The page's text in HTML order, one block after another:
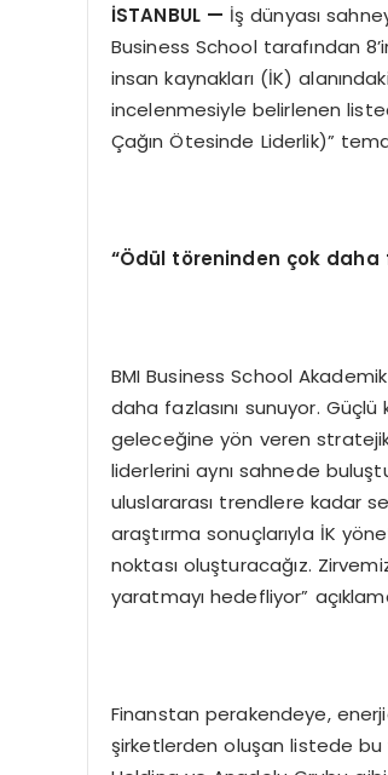
İSTANBUL — İş dünyası
Business School tarafından
insan kaynakları (İK)
incelenmesiyle belirlenen
Çağın Ötesinde Liderlik)”
“Ödül töreninden çok daha
BMI Business School
daha fazlasını sunuyor. Güçlü
geleceğine yön veren
liderlerini aynı sahnede
uluslararası trendlere kadar
araştırma sonuçlarıyla İK
noktası oluşturacağız.
yaratmayı hedefliyor”
Finanstan perakendeye,
şirketlerden oluşan listede bu